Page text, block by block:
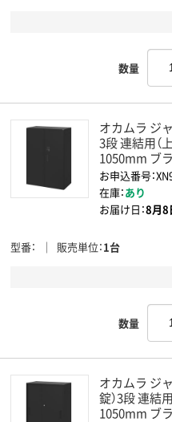
数量
オカムラ ジ
3段 連結用（
1050mm ブ
お申込番号：
在庫：あり
お届け日：8月8
型番 販売単位 1台
数量
オカムラ ジ
錠）3段 連結
1050mm ブ